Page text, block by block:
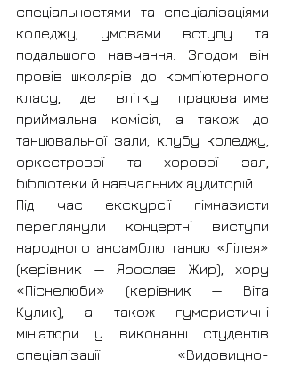
спеціальностями та спеціалізаціями
коледжу, умовами вступу та
подальшого навчання. Згодом він
провів школярів до комп’ютерного
класу, де влітку працюватиме
приймальна комісія, а також до
танцювальної зали, клубу коледжу,
оркестрової та хорової зал,
бібліотеки й навчальних аудиторій.
Під час екскурсії гімназисти
переглянули концертні виступи
народного ансамблю танцю «Лілея»
(керівник — Ярослав Жир), хору
«Піснелюби» (керівник — Віта
Кулик), а також гумористичні
мініатюри у виконанні студентів
спеціалізації «Видовищно-